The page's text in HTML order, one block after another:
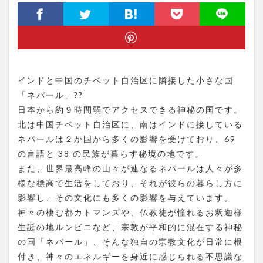
インドと中国のチベット自治区に隣接した小さな国
「ネパール」??
日本から約９時間弱でアクセスできる神秘の国です。
北は中国チベット自治区に、南はインドに接している
ネパールは２か国から多くの影響を受けており、69
の言語と 38 の民族が暮らす秘境の地です。
また、世界最高峰の山々が連なるネパールは人々が多
様な標高で生活をしており、それが彼らの暮らし方に
影響し、その文化にも多くの影響を与えています。
神々の棲む都カトマンズや、仏教徒が憧れるお釈迦様
生誕の地ルンビニなど、宗教が平和的に混在する神秘
の国「ネパール」、そんな独自の宗教文化が日常に根
付き、神々のエネルギーを身近に感じられる不思議な